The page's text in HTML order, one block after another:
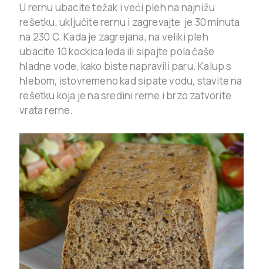
U rernu ubacite težak i veći pleh na najnižu
rešetku, uključite rernu i zagrevajte je 30 minuta
na 230 C. Kada je zagrejana, na veliki pleh
ubacite 10 kockica leda ili sipajte pola čaše
hladne vode, kako biste napravili paru. Kalup s
hlebom, istovremeno kad sipate vodu, stavite na
rešetku koja je na sredini rerne i brzo zatvorite
vrata rerne.